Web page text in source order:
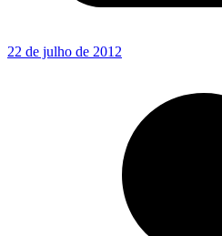
22 de julho de 2012